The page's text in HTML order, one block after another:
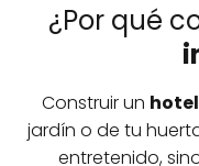
¿Por qué
Construir un
jardín o de tu
entretenido,